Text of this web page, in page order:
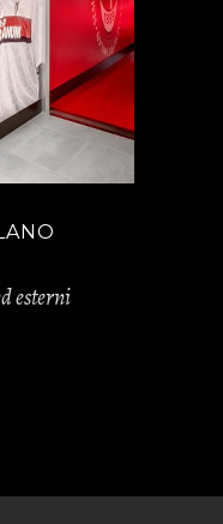
esterni